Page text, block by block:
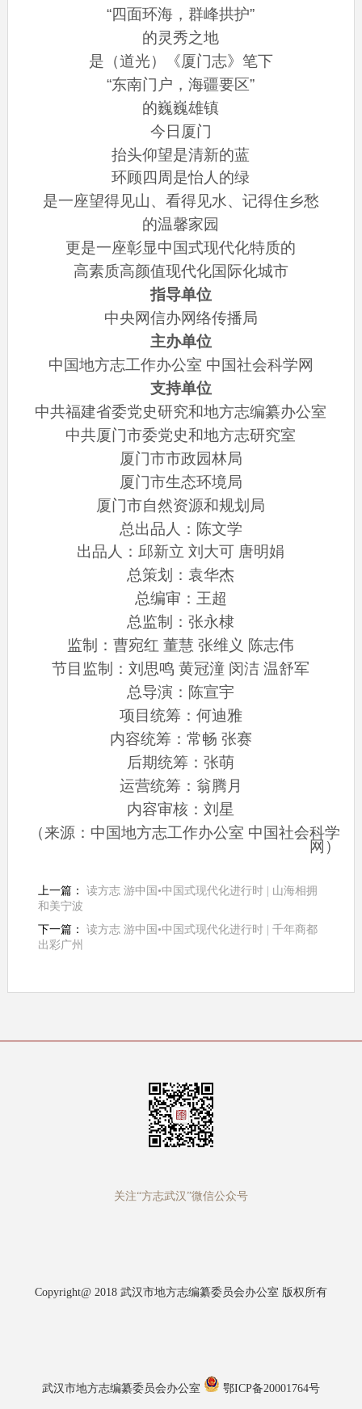
“四面环海，群峰拱护”
的灵秀之地
是（道光）《厦门志》笔下
“东南门户，海疆要区”
的巍巍雄镇
今日厦门
抬头仰望是清新的蓝
环顾四周是怡人的绿
是一座望得见山、看得见水、记得住乡愁
的温馨家园
更是一座彰显中国式现代化特质的
高素质高颜值现代化国际化城市
指导单位
中央网信办网络传播局
主办单位
中国地方志工作办公室 中国社会科学网
支持单位
中共福建省委党史研究和地方志编纂办公室
中共厦门市委党史和地方志研究室
厦门市市政园林局
厦门市生态环境局
厦门市自然资源和规划局
总出品人：陈文学
出品人：邱新立 刘大可 唐明娟
总策划：袁华杰
总编审：王超
总监制：张永棣
监制：曹宛红 董慧 张维义 陈志伟
节目监制：刘思鸣 黄冠潼 闵洁 温舒军
总导演：陈宣宇
项目统筹：何迪雅
内容统筹：常畅 张赛
后期统筹：张萌
运营统筹：翁腾月
内容审核：刘星
（来源：中国地方志工作办公室 中国社会科学
网）
上一篇： 读方志 游中国•中国式现代化进行时 | 山海相拥
和美宁波
下一篇： 读方志 游中国•中国式现代化进行时 | 千年商都
出彩广州
关注“方志武汉”微信公众号
Copyright@ 2018 武汉市地方志编纂委员会办公室 版权所有
武汉市地方志编纂委员会办公室 鄂ICP备20001764号